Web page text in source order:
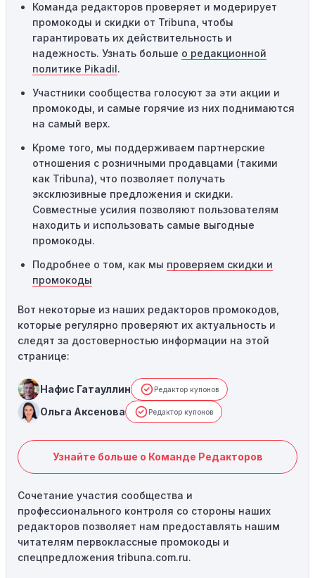
предназначены только для однократного
использования. Если код уже был использован кем-то
другим, он не будет действовать повторно.
Технические сбои:
привести к неработоспособности кодов промокодов. В
таких случаях следует обратиться за помощью в
службу поддержки.
Команда редакторов проверяет и модерирует
промокоды и скидки от Tribuna, чтобы
гарантировать их действительность и
надежность. Узнать больше о редакционной
политике Pikadil.
Участники сообщества голосуют за эти акции и
промокоды, и самые горячие из них поднимаются
на самый верх.
Кроме того, мы поддерживаем партнерские
отношения с розничными продавцами (такими
как Tribuna), что позволяет получать
эксклюзивные предложения и скидки.
Совместные усилия позволяют пользователям
находить и использовать самые выгодные
промокоды.
Подробнее о том, как мы проверяем скидки и
промокоды
Вот некоторые из наших редакторов промокодов,
которые регулярно проверяют их актуальность и
следят за достоверностью информации на этой
странице:
Нафис Гатауллин Редактор купонов
Ольга Аксенова Редактор купонов
Узнайте больше о Команде Редакторов
Сочетание участия сообщества и
профессионального контроля со стороны наших
редакторов позволяет нам предоставлять нашим
читателям первоклассные промокоды и
спецпредложения tribuna.com.ru.